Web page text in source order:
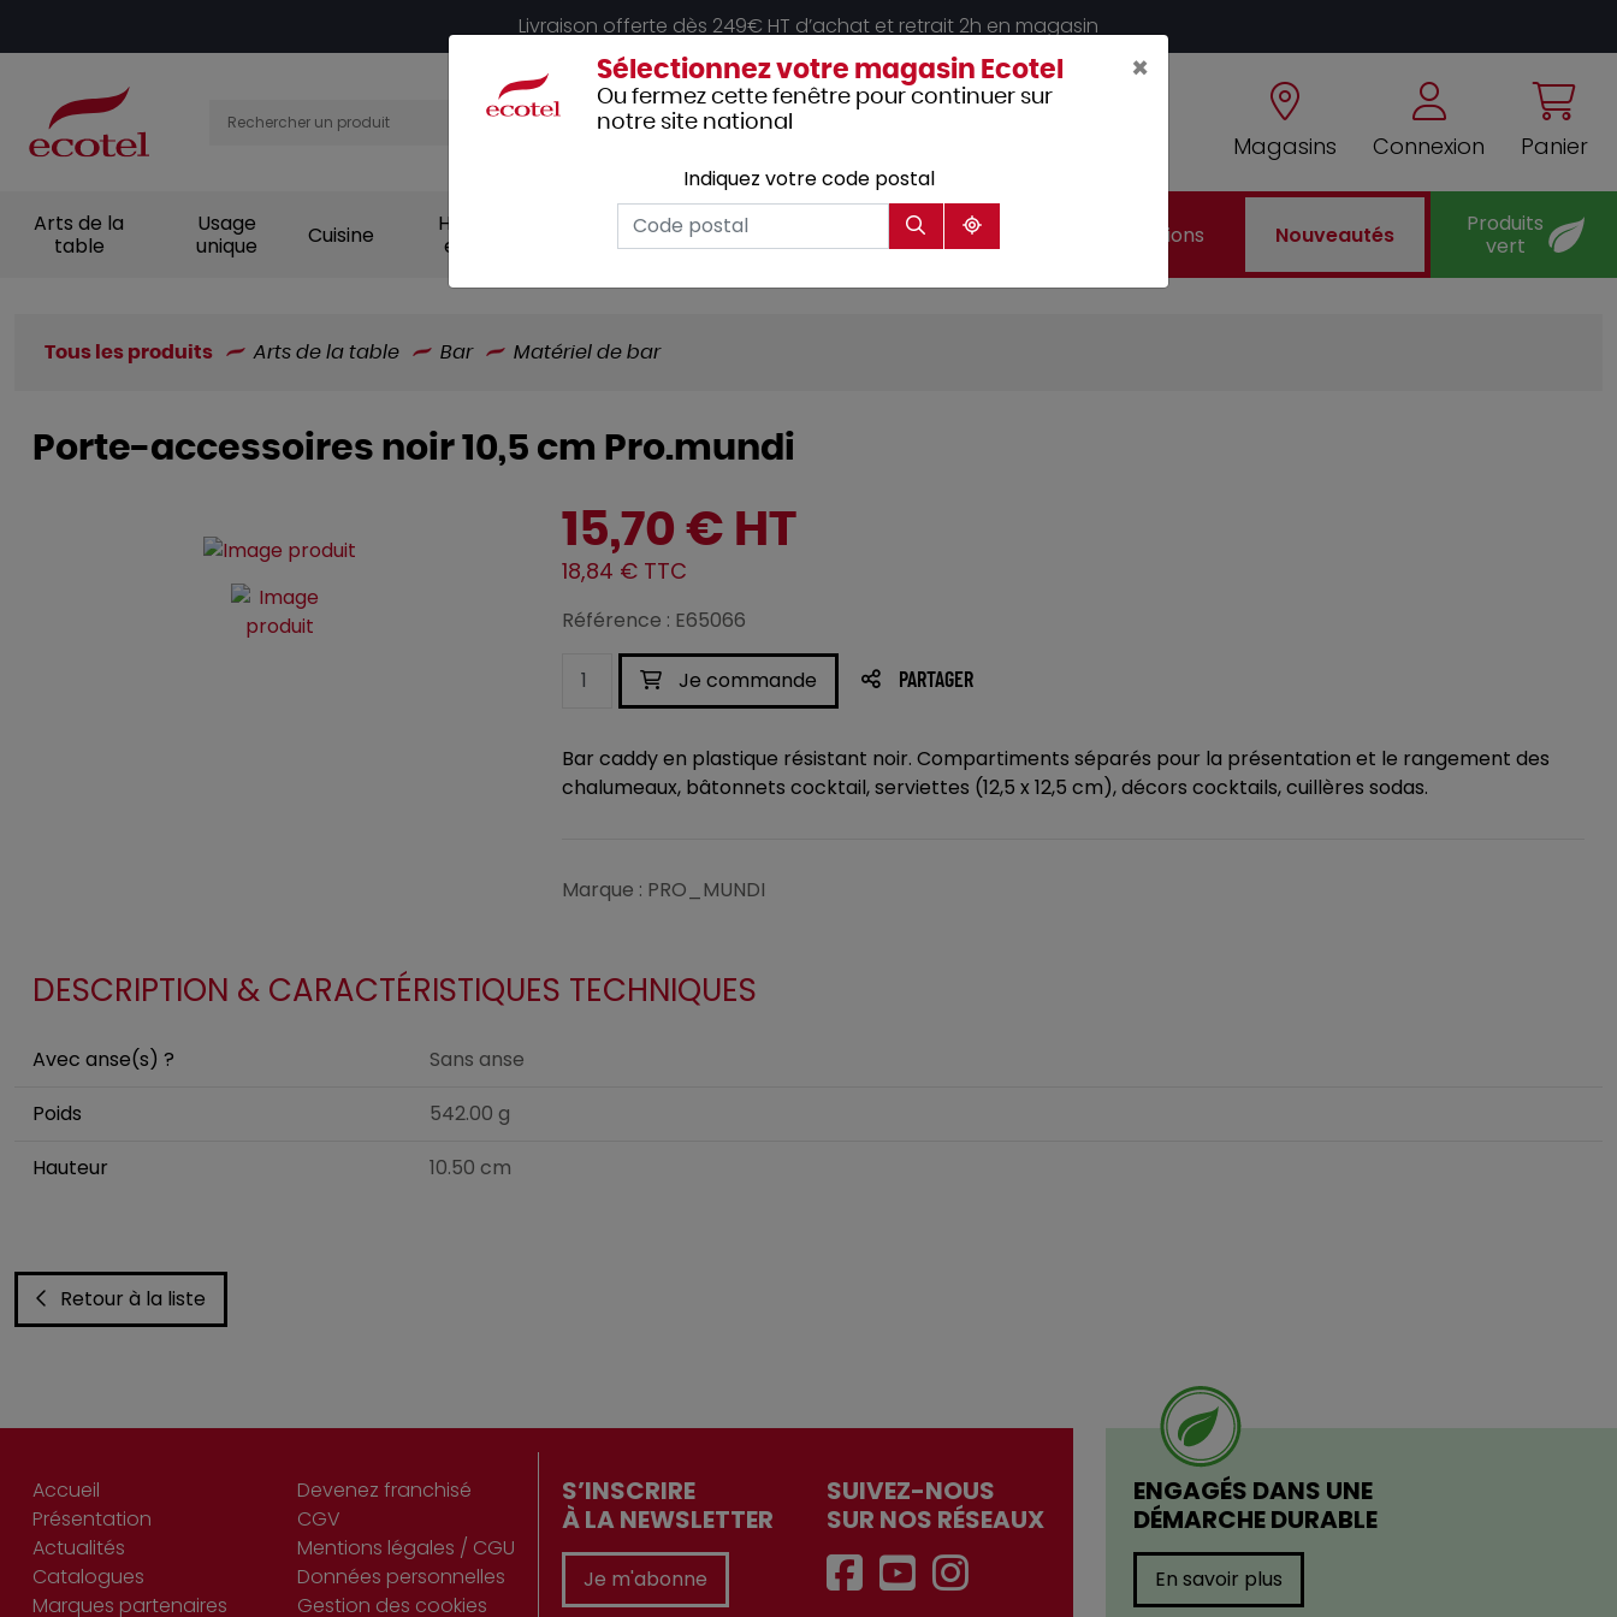
Livraison offerte dès 249€ HT d’achat et retrait 2h en magasin
Magasins Connexion Panier
Arts de la
table
Usage
unique
Cuisine
Hygiène et
entretien
Vêtements
professionnels
Hôtellerie Mobilier Promotions Nouveautés
Produits
vert
Tous les produits Arts de la table Bar Matériel de bar
Porte-accessoires noir 10,5 cm Pro.mundi
15,70 € HT
18,84 € TTC
Référence : E65066
Je commande PARTAGER
Bar caddy en plastique résistant noir. Compartiments séparés pour la présentation et le rangement des
chalumeaux, bâtonnets cocktail, serviettes (12,5 x 12,5 cm), décors cocktails, cuillères sodas.
Marque : PRO_MUNDI
DESCRIPTION & CARACTÉRISTIQUES TECHNIQUES
Avec anse(s) ?
Sans anse
Poids
542.00 g
Hauteur
10.50 cm
Retour à la liste
ENGAGÉS DANS UNE
DÉMARCHE DURABLE
En savoir plus
Accueil
Présentation
Actualités
Catalogues
Marques partenaires
Devenez franchisé
CGV
Mentions légales / CGU
Données personnelles
Gestion des cookies
S’INSCRIRE
À LA NEWSLETTER
Je m'abonne
SUIVEZ-NOUS
SUR NOS RÉSEAUX
×
Sélectionnez votre magasin Ecotel
Ou fermez cette fenêtre pour continuer sur
notre site national
Indiquez votre code postal